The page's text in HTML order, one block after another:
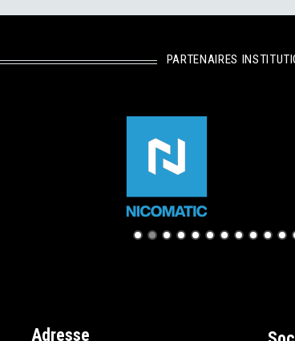
PARTENAIRES
Adresse